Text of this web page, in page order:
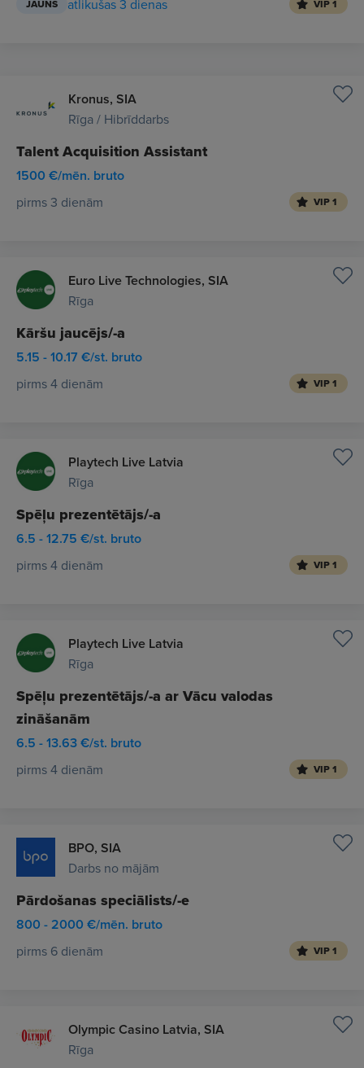
JAUNS atlikušas 3 dienas VIP 1
Kronus, SIA
Rīga / Hibrīddarbs
Talent Acquisition Assistant
1500 €/mēn. bruto
pirms 3 dienām VIP 1
Euro Live Technologies, SIA
Rīga
Kāršu jaucējs/-a
5.15 - 10.17 €/st. bruto
pirms 4 dienām VIP 1
Playtech Live Latvia
Rīga
Spēļu prezentētājs/-a
6.5 - 12.75 €/st. bruto
pirms 4 dienām VIP 1
Playtech Live Latvia
Rīga
Spēļu prezentētājs/-a ar Vācu valodas
zināšanām
6.5 - 13.63 €/st. bruto
pirms 4 dienām VIP 1
BPO, SIA
Darbs no mājām
Pārdošanas speciālists/-e
800 - 2000 €/mēn. bruto
pirms 6 dienām VIP 1
Olympic Casino Latvia, SIA
Rīga